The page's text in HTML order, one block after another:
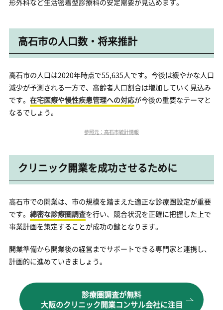
形外科など生活密着型診療科の安定需要が見込めます。
高石市の人口数・将来推計
高石市の人口は2020年時点で55,635人です。今後は緩やかな人口
減少が予測される一方で、高齢者人口割合は増加していく見込み
です。 在宅医療や慢性疾患管理への対応が今後の重要なテーマと
なるでしょう。
参照元：高石市統計情報
クリニック開業を成功させるために
高石市での開業は、市の規模を踏まえた適正な診療圏設定が重要
です。 綿密な診療圏調査を行い、競合状況を正確に把握した上で
事業計画を策定することが成功の鍵となります。
開業準備から開業後の経営までサポートできる専門家と連携し、
計画的に進めていきましょう。
診療圏調査が無料
大阪のクリニック開業コンサル会社に注目